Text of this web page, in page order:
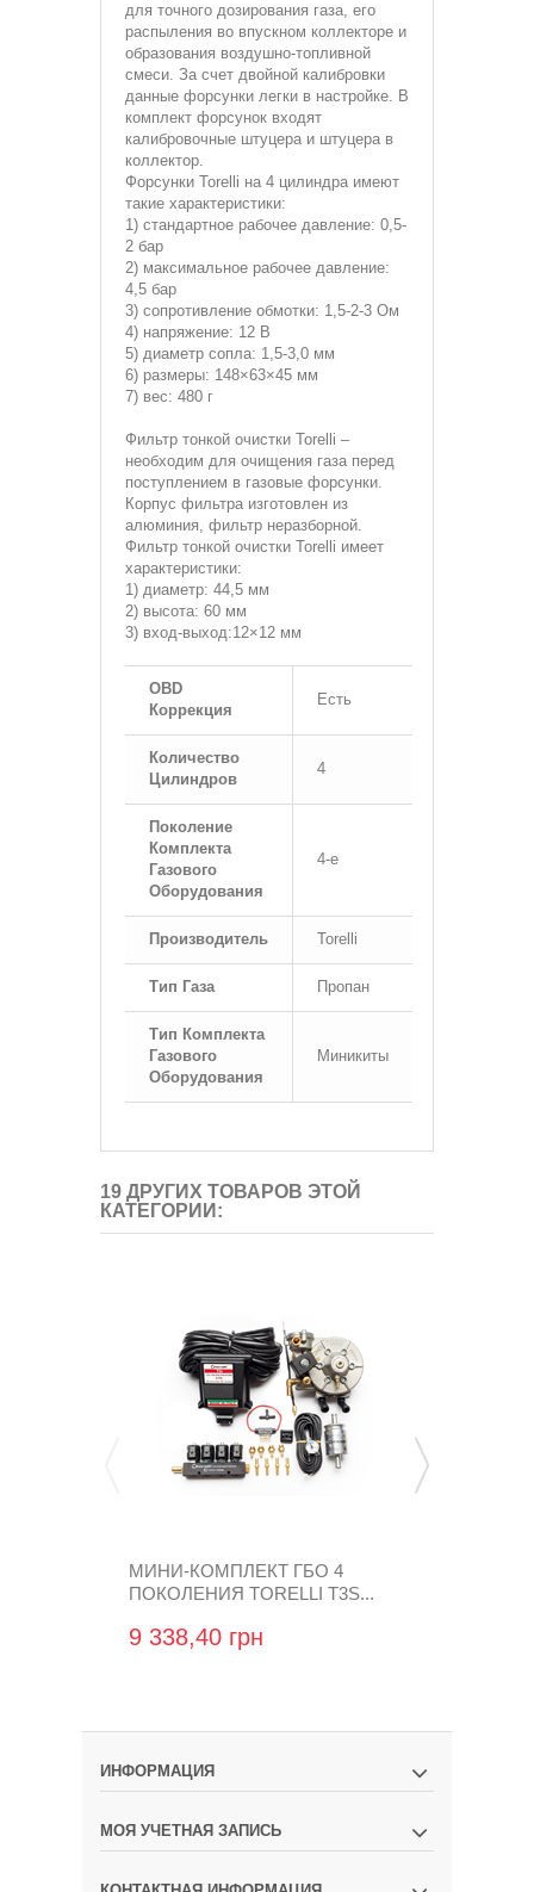
для точного дозирования газа, его
распыления во впускном коллекторе и
образования воздушно-топливной
смеси. За счет двойной калибровки
данные форсунки легки в настройке. В
комплект форсунок входят
калибровочные штуцера и штуцера в
коллектор.
Форсунки Torelli на 4 цилиндра имеют
такие характеристики:
1) стандартное рабочее давление: 0,5-
2 бар
2) максимальное рабочее давление:
4,5 бар
3) сопротивление обмотки: 1,5-2-3 Ом
4) напряжение: 12 В
5) диаметр сопла: 1,5-3,0 мм
6) размеры: 148×63×45 мм
7) вес: 480 г
Фильтр тонкой очистки Torelli –
необходим для очищения газа перед
поступлением в газовые форсунки.
Корпус фильтра изготовлен из
алюминия, фильтр неразборной.
Фильтр тонкой очистки Torelli имеет
характеристики:
1) диаметр: 44,5 мм
2) высота: 60 мм
3) вход-выход:12×12 мм
OBD
Коррекция
Есть
Количество
Цилиндров
4
Поколение
Комплекта
Газового
Оборудования
4-е
Производитель Torelli
Тип Газа Пропан
Тип Комплекта
Газового
Оборудования
Миникиты
19 ДРУГИХ ТОВАРОВ ЭТОЙ
КАТЕГОРИИ:
МИНИ-КОМПЛЕКТ ГБО 4
ПОКОЛЕНИЯ TORELLI T3S...
9 338,40 грн
ИНФОРМАЦИЯ
МОЯ УЧЕТНАЯ ЗАПИСЬ